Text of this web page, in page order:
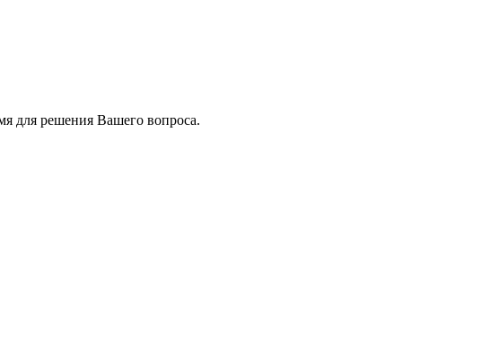
для решения Вашего вопроса.